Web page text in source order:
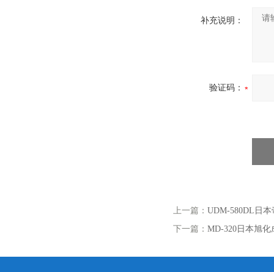
补充说明：
验证码：
上一篇： UDM-580DL日
下一篇： MD-320日本旭化